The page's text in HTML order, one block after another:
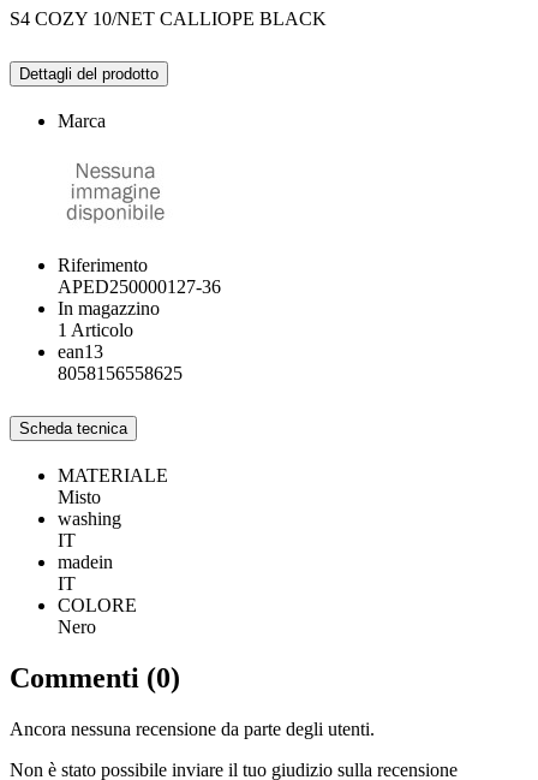
S4 COZY 10/NET CALLIOPE BLACK
Dettagli del prodotto
Marca
Riferimento
APED250000127-36
In magazzino
1 Articolo
ean13
8058156558625
Scheda tecnica
MATERIALE
Misto
washing
IT
madein
IT
COLORE
Nero
Commenti (0)
Ancora nessuna recensione da parte degli utenti.
Non è stato possibile inviare il tuo giudizio sulla recensione